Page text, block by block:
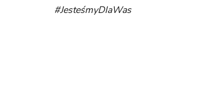
#JesteśmyDlaWas